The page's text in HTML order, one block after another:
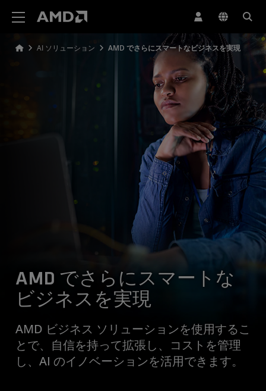
AI ソリューション AMD でさらにスマートなビジネスを実現
AMD でさらにスマートな
ビジネスを実現
AMD ビジネス ソリューションを使用するこ
とで、自信を持って拡張し、コストを管理
し、AI のイノベーションを活用できます。